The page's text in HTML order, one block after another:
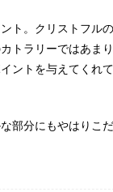
ト。クリストフル
トラリーではあま
ントを与えてくれ
部分にもやはりこ